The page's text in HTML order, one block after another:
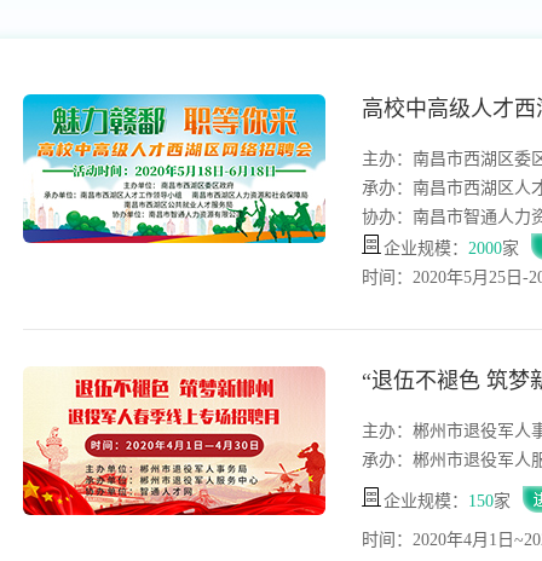
高校中高级人才
主办：南昌市西湖区委
协办：南昌市智通人力
企业规模： 2000家
时间：2020年5月25日-
“退伍不褪色 筑梦
主办：郴州市退役军人
承办：郴州市退役军人
企业规模： 150家
时间：2020年4月1日